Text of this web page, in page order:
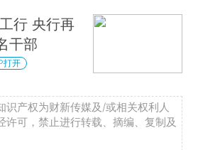
行 央行再
干部
打开
识产权为财新传媒及/或相关权利人
许可，禁止进行转载、摘编、复制及